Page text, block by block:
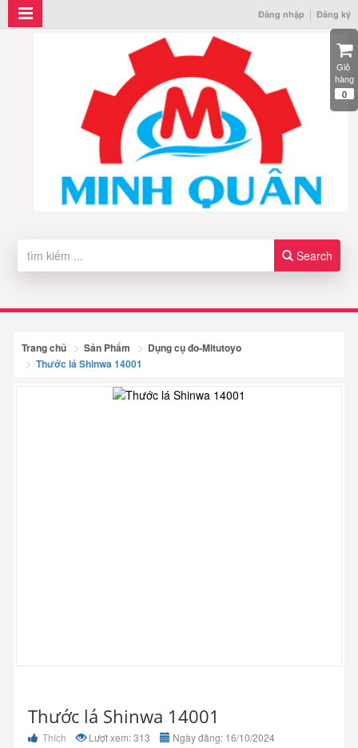
Đăng nhập Đăng ký
Search
Trang chủ Sản Phẩm
Dụng cụ đo-Mitutoyo
Thước lá Shinwa 14001
Thước lá Shinwa 14001
Thích Lượt xem: 313 Ngày đăng: 16/10/2024
Giỏ
hàng
0